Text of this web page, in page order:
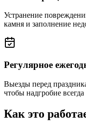
Устранение
камня и заполнение
Регулярное
Выезды перед
чтобы надгробие
Как это